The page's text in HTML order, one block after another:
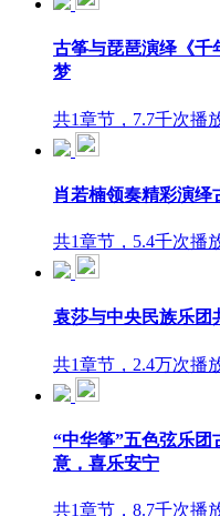
古筝与琵琶演绎《千
梦
共1章节，7.7千次播
肖若楠领奏精彩演绎
共1章节，5.4千次播
袁莎与中央民族乐团
共1章节，2.4万次播
“中华筝”五色弦乐团
意，喜乐安宁
共1章节，8.7千次播